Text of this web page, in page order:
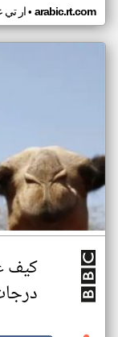
ار تي• arabic.rt.com
كيف